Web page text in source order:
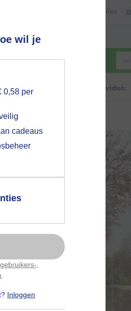
wil je
0,58 per
cadeaus
gebruikers-
Inloggen
Files 0
Zoeken in foto & video:
voor
op hebt
pop-up uit
deze pop-up